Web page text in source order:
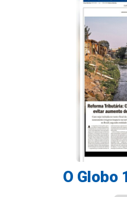
O Globo